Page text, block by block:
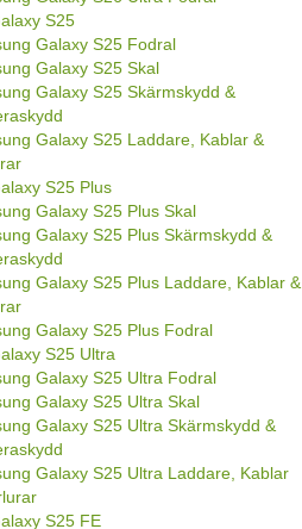
S25
Galaxy S25 Fodral
Galaxy S25 Skal
Galaxy S25 Skärmskydd &
Galaxy S25 Laddare, Kablar &
S25 Plus
Galaxy S25 Plus Skal
Galaxy S25 Plus Skärmskydd &
Galaxy S25 Plus Laddare, Kablar &
Galaxy S25 Plus Fodral
S25 Ultra
Galaxy S25 Ultra Fodral
Galaxy S25 Ultra Skal
Galaxy S25 Ultra Skärmskydd &
Galaxy S25 Ultra Laddare, Kablar
S25 FE